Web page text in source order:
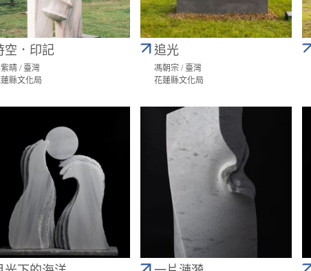
空．印記
晴 / 臺灣
縣文化局
追光
馮朝宗 / 臺灣
花蓮縣文化局